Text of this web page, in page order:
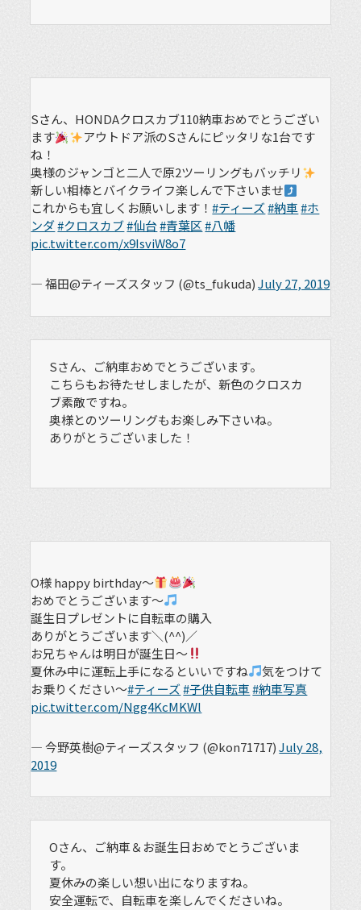
Sさん、HONDAクロスカブ110納車おめでとうござい
ます
アウトドア派のSさんにピッタリな1台です
ね！
奥様のジャンゴと二人で原2ツーリングもバッチリ
新しい相棒とバイクライフ楽しんで下さいませ
これからも宜しくお願いします！#ティーズ#納車#ホ
ンダ#クロスカブ#仙台#青葉区#八幡
pic.twitter.com/x9IsviW8o7
— 福田@ティーズスタッフ (@ts_fukuda)July 27, 2019
Sさん、ご納車おめでとうございます。
こちらもお待たせしましたが、新色のクロスカ
ブ素敵ですね。
奥様とのツーリングもお楽しみ下さいね。
ありがとうございました！
O様 happy birthday～
おめでとうございます～
誕生日プレゼントに自転車の購入
ありがとうございます＼(^^)／
お兄ちゃんは明日が誕生日～
夏休み中に運転上手になるといいですね
気をつけて
お乗りください～#ティーズ#子供自転車#納車写真
pic.twitter.com/Ngg4KcMKWl
— 今野英樹@ティーズスタッフ (@kon71717)July 28,
2019
Oさん、ご納車＆お誕生日おめでとうございま
す。
夏休みの楽しい想い出になりますね。
安全運転で、自転車を楽しんでくださいね。